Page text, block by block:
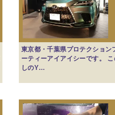
東京都・千葉県プロテクショ
ーティーアイアイシーです。
しのY…